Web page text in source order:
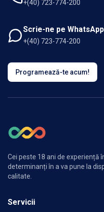
+(40) 723-774-200
Scrie-ne pe WhatsApp
+(40) 723-774-200
Programează-te acum!
Cei peste 18 ani de experiență
determinanți în a va pune la
calitate.
Servicii